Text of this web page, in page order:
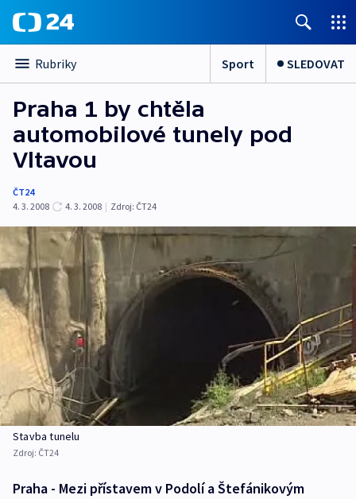
Rubriky Sport SLEDOVAT
Praha 1 by chtěla
automobilové tunely pod
Vltavou
ČT24
4. 3. 2008
4. 3. 2008 | Zdroj: ČT24
Stavba tunelu
Zdroj: ČT24
Praha - Mezi přístavem v Podolí a Štefánikovým